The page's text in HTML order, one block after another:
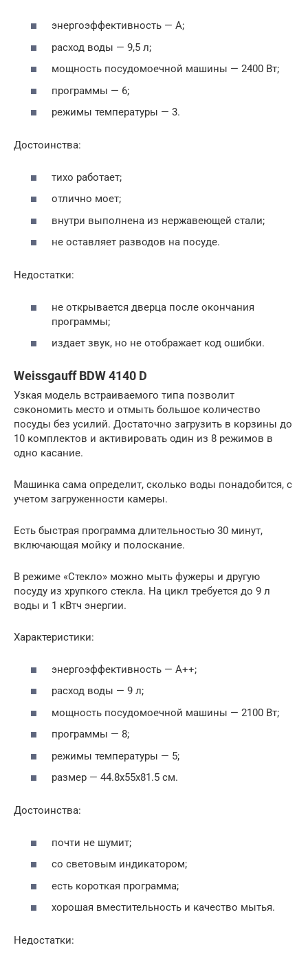
энергоэффективность — А;
расход воды — 9,5 л;
мощность посудомоечной машины — 2400 Вт;
программы — 6;
режимы температуры — 3.
Достоинства:
тихо работает;
отлично моет;
внутри выполнена из нержавеющей стали;
не оставляет разводов на посуде.
Недостатки:
не открывается дверца после окончания
программы;
издает звук, но не отображает код ошибки.
Weissgauff BDW 4140 D
Узкая модель встраиваемого типа позволит
сэкономить место и отмыть большое количество
посуды без усилий. Достаточно загрузить в корзины до
10 комплектов и активировать один из 8 режимов в
одно касание.
Машинка сама определит, сколько воды понадобится, с
учетом загруженности камеры.
Есть быстрая программа длительностью 30 минут,
включающая мойку и полоскание.
В режиме «Стекло» можно мыть фужеры и другую
посуду из хрупкого стекла. На цикл требуется до 9 л
воды и 1 кВтч энергии.
Характеристики:
энергоэффективность — А++;
расход воды — 9 л;
мощность посудомоечной машины — 2100 Вт;
программы — 8;
режимы температуры — 5;
размер — 44.8x55x81.5 см.
Достоинства:
почти не шумит;
со световым индикатором;
есть короткая программа;
хорошая вместительность и качество мытья.
Недостатки: